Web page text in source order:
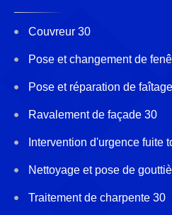
Couvreur 30
Pose et changement de
Pose et réparation de
Ravalement de façade 30
Intervention d'urgence fuite
Nettoyage et pose de
Traitement de charpente 30